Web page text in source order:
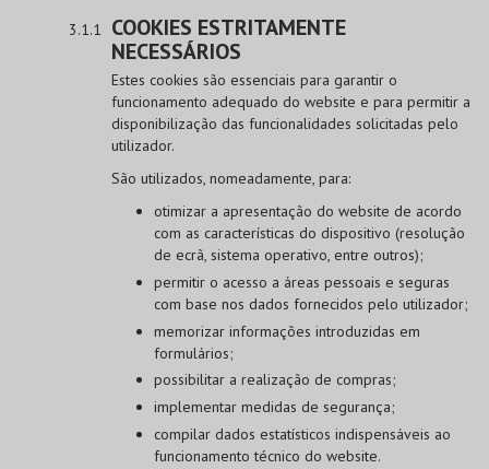
COOKIES ESTRITAMENTE
NECESSÁRIOS
Estes cookies são essenciais para garantir o
funcionamento adequado do website e para permitir a
disponibilização das funcionalidades solicitadas pelo
utilizador.
São utilizados, nomeadamente, para:
otimizar a apresentação do website de acordo
com as características do dispositivo (resolução
de ecrã, sistema operativo, entre outros);
permitir o acesso a áreas pessoais e seguras
com base nos dados fornecidos pelo utilizador;
memorizar informações introduzidas em
formulários;
possibilitar a realização de compras;
implementar medidas de segurança;
compilar dados estatísticos indispensáveis ao
funcionamento técnico do website.